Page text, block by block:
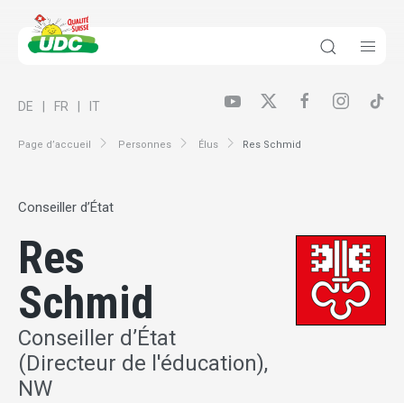
Page d’accueil Personnes Élus Res Schmid
DE FR IT
Conseiller d’État
Res
Schmid
Conseiller d’État
(Directeur de l'éducation),
NW